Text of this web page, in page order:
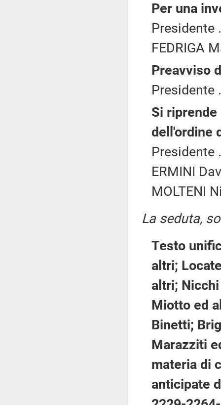
Per una
Presidente
FEDRIGA
Preavviso
Presidente
Si
dell'ordine
Presidente
ERMINI
MOLTENI
La seduta,
Testo
altri;
altri;
Miotto ed
Binetti;
Marazziti
materia di
anticipate